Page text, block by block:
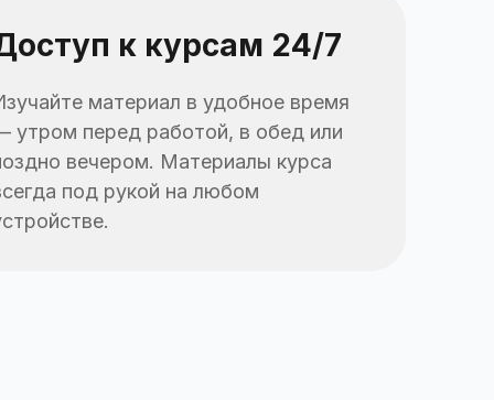
к курсам 24/7
материал в удобное время
утром перед работой, в обед или
вечером. Материалы курса
под рукой на любом